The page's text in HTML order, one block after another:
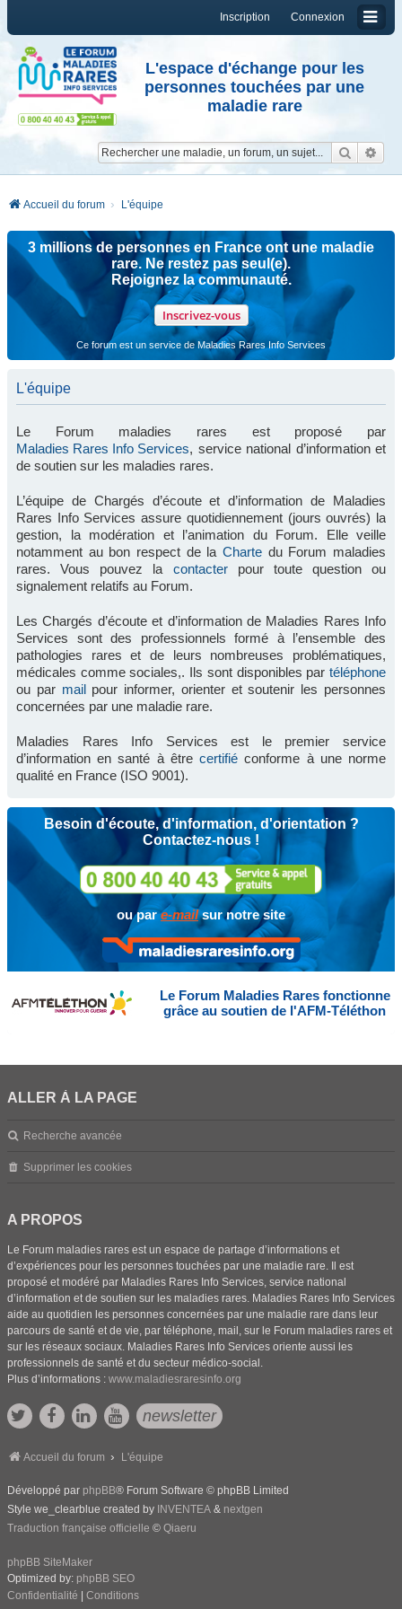
Connexion
Inscription
L'espace d'échange pour les
personnes touchées par une
maladie rare
Accueil du forum L'équipe
3 millions de personnes en France ont une maladie
rare. Ne restez pas seul(e).
Rejoignez la communauté.
Inscrivez-vous
Ce forum est un service de Maladies Rares Info Services
L'équipe
Le Forum maladies rares est proposé par
Maladies Rares Info Services, service national d’information et
de soutien sur les maladies rares.
L’équipe de Chargés d’écoute et d’information de Maladies
Rares Info Services assure quotidiennement (jours ouvrés) la
gestion, la modération et l’animation du Forum. Elle veille
notamment au bon respect de la Charte du Forum maladies
rares. Vous pouvez la contacterpour toute question ou
signalement relatifs au Forum.
Les Chargés d’écoute et d’information de Maladies Rares Info
Services sont des professionnels formé à l’ensemble des
pathologies rares et de leurs nombreuses problématiques,
médicales comme sociales,. Ils sont disponibles par téléphone
ou par mailpour informer, orienter et soutenir les personnes
concernées par une maladie rare.
Maladies Rares Info Services est le premier service
d’information en santé à êtrecertifié conforme à une norme
qualité en France (ISO 9001).
Besoin d'écoute, d'information, d'orientation ?
Contactez-nous !
ou pare-mailsur notre site
Le Forum Maladies Rares fonctionne
grâce au soutien de l'AFM-Téléthon
ALLER À LA PAGE
Recherche avancée
Supprimer les cookies
A PROPOS
Le Forum maladies rares est un espace de partage d’informations et
d’expériences pour les personnes touchées par une maladie rare. Il est
proposé et modéré par Maladies Rares Info Services, service national
d’information et de soutien sur les maladies rares. Maladies Rares Info Services
aide au quotidien les personnes concernées par une maladie rare dans leur
parcours de santé et de vie, par téléphone, mail, sur le Forum maladies rares et
sur les réseaux sociaux. Maladies Rares Info Services oriente aussi les
professionnels de santé et du secteur médico-social.
Plus d’informations : www.maladiesraresinfo.org
newsletter
Accueil du forum L'équipe
Développé par phpBB® Forum Software © phpBB Limited
Style we_clearblue created by INVENTEA & nextgen
Traduction française officielle © Qiaeru
phpBB SiteMaker
Optimized by: phpBB SEO
Confidentialité
Conditions